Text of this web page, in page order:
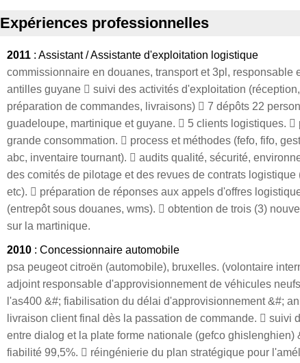
Expériences professionnelles
2011 : Assistant / Assistante d'exploitation logistique
commissionnaire en douanes, transport et 3pl, responsable
antilles guyane  suivi des activités d'exploitation
préparation de commandes, livraisons)  7 dépôts 22
guadeloupe, martinique et guyane.  5 clients logistiques. 
grande consommation.  process et méthodes (fefo, fifo,
abc, inventaire tournant).  audits qualité, sécurité,
des comités de pilotage et des revues de contrats logistique
etc).  préparation de réponses aux appels d'offres
(entrepôt sous douanes, wms).  obtention de trois (3)
sur la martinique.
2010 : Concessionnaire automobile
psa peugeot citroën (automobile), bruxelles. (volontaire
adjoint responsable d'approvisionnement de véhicules
l'as400 &#; fiabilisation du délai d'approvisionnement &#;
livraison client final dès la passation de commande.  suivi
entre dialog et la plate forme nationale (gefco ghislenghien)
fiabilité 99,5%.  réingénierie du plan stratégique pour